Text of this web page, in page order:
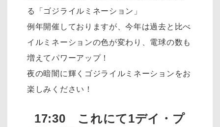
る「ゴジライルミネーション」
例年開催しておりますが、今年は過去と比べ
イルミネーションの色が変わり、電球の数も
増えてパワーアップ！
夜の暗闇に輝くゴジライルミネーションをお
楽しみください！
17:30 これにて1デイ・プ